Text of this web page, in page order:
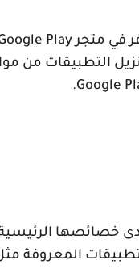
في متجرPlay
التطبيقات من
Google
.
خصائصها
المعروفة